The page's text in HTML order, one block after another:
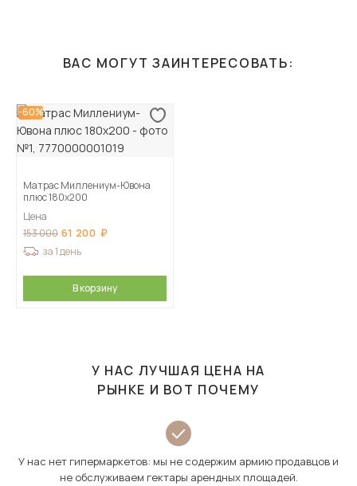
ВАС МОГУТ ЗАИНТЕРЕСОВАТЬ:
-60%
Матрас Миллениум-Ювона
плюс 180х200
Цена
153 000 61 200
за 1 день
В корзину
У НАС ЛУЧШАЯ ЦЕНА НА
РЫНКЕ И ВОТ ПОЧЕМУ
У нас нет гипермаркетов: мы не содержим армию продавцов и
не обслуживаем гектары арендных площадей.